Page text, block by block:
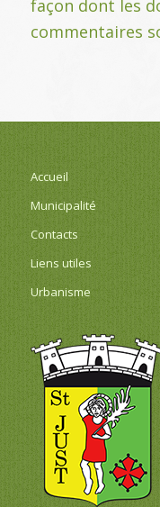
façon dont les
commentaires
Accueil
Municipalité
Contacts
Liens utiles
Urbanisme